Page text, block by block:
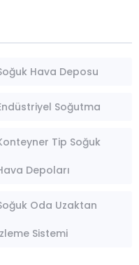
Hava Deposu
Soğutma
Tip Soğuk
Depoları
Oda Uzaktan
Sistemi